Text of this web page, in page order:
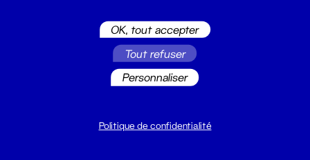
Du lundi au vendredi 14h → 18h
OK, tout accepter
Tout refuser
Personnaliser
Politique de confidentialité